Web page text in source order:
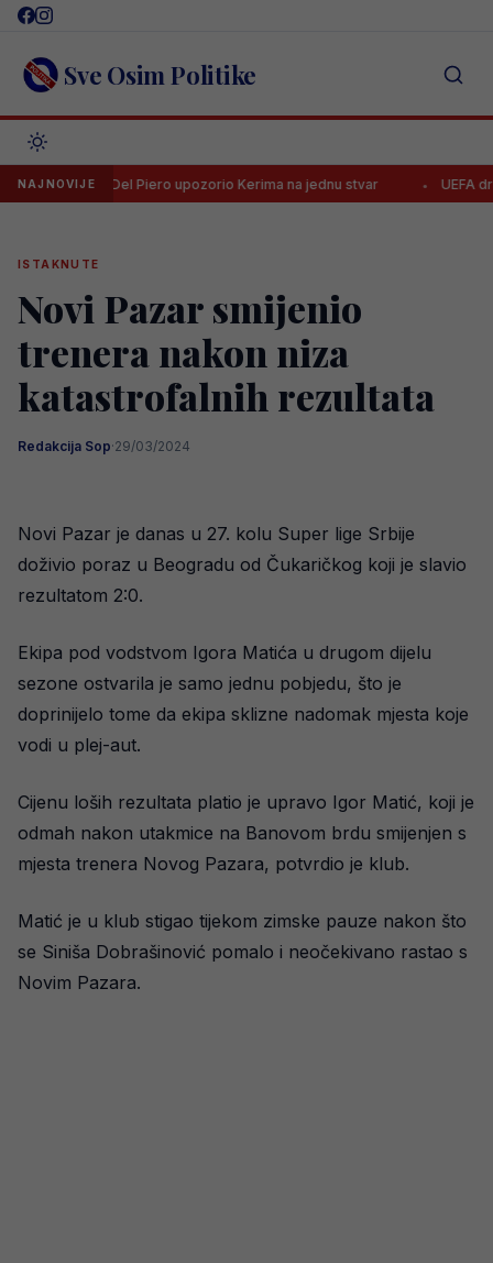
Skip
content Sve Osim Politike
NAJNOVIJE
Del Piero upozorio Kerima na jednu stvar UEFA drastično
ISTAKNUTE
Novi Pazar smijenio
trenera nakon niza
katastrofalnih rezultata
Redakcija Sop·29/03/2024
Novi Pazar je danas u 27. kolu Super lige Srbije
doživio poraz u Beogradu od Čukaričkog koji je slavio
rezultatom 2:0.
Ekipa pod vodstvom Igora Matića u drugom dijelu
sezone ostvarila je samo jednu pobjedu, što je
doprinijelo tome da ekipa sklizne nadomak mjesta koje
vodi u plej-aut.
Cijenu loših rezultata platio je upravo Igor Matić, koji je
odmah nakon utakmice na Banovom brdu smijenjen s
mjesta trenera Novog Pazara, potvrdio je klub.
Matić je u klub stigao tijekom zimske pauze nakon što
se Siniša Dobrašinović pomalo i neočekivano rastao s
Novim Pazara.